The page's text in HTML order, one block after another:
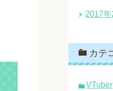
2017年
カテ
VTuber